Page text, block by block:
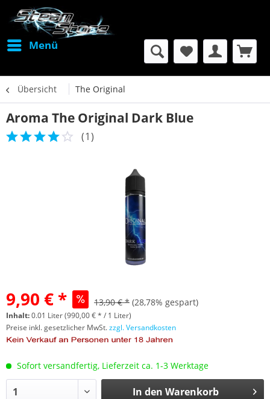
Menü
Übersicht The Original
Aroma The Original Dark Blue
(1)
9,90 € * 13,90 € * (28,78% gespart)
Inhalt:0.01 Liter (990,00 € * / 1 Liter)
Preise inkl. gesetzlicher MwSt.zzgl. Versandkosten
Sofort versandfertig, Lieferzeit ca. 1-3 Werktage
In den Warenkorb